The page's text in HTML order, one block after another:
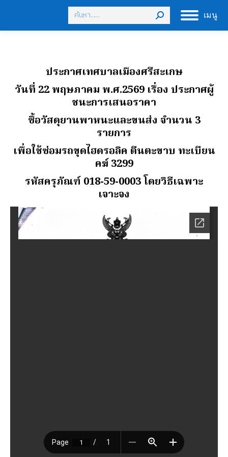
เมนู
Search:
ประกาศเทศบาลเมืองศรีสะเกษ
วันที่ 22 พฤษภาคม พ.ศ.2569 เรื่อง ประกาศผู้
ชนะการเสนอราคา
ซื้อวัสดุยานพาหนะและขนส่ง จํานวน 3
รายการ
เพื่อใช้ซ่อมรถขุดไฮดรอลิค ตีนตะขาบ ทะเบียน
คฆ์ 3299
รหัสครุภัณฑ์ 018-59-0003 โดยวิธีเฉพาะ
เจาะจง